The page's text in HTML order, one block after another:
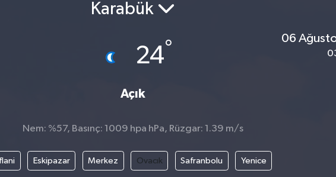
Karabük
24°
Açık
06
Nem: %57, Basınç: 1009 hpa hPa, Rüzgar: 1.39 m/s
Eskipazar Merkez Ovacık Safranbolu Yenice